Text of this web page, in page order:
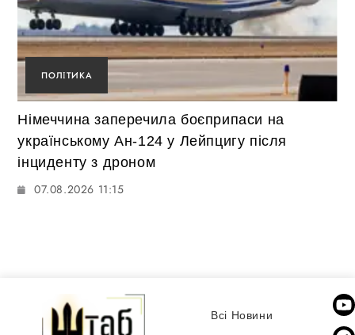
ПОЛІТИКА
Німеччина заперечила боєприпаси на
українському Ан-124 у Лейпцигу після
інциденту з дроном
07.08.2026 11:15
Всі Новини